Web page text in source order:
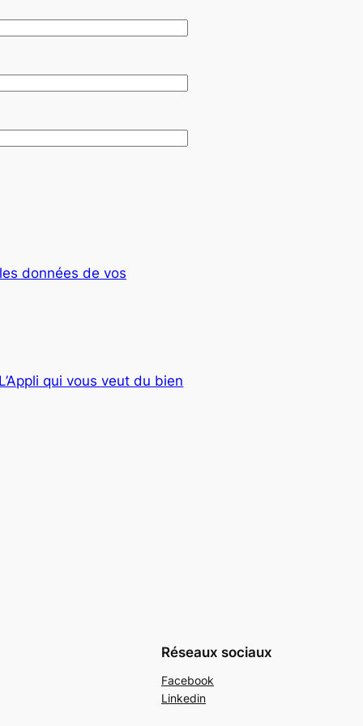
données de vos
qui vous veut du bien
Réseaux sociaux
Facebook
Linkedin